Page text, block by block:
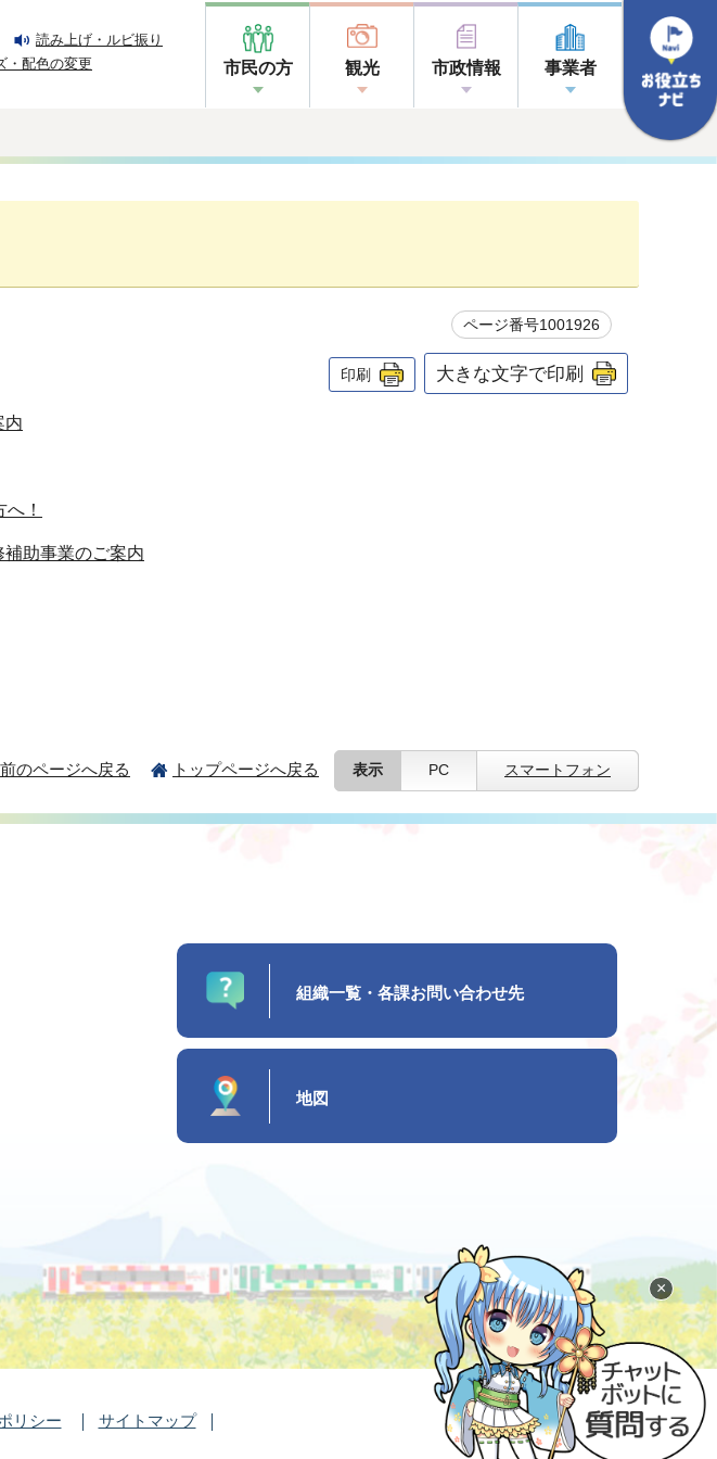
読み上げ・ルビ振り
・配色の変更
市民の方 観光 市政情報 事業者
ページ番号1001926
印刷 大きな文字で印刷
内
！
助事業のご案内
前のページへ戻る トップページへ戻る 表示 PC スマートフォン
×
組織一覧・各課お問い合わせ先
地図
リシー サイトマップ